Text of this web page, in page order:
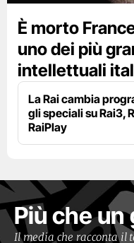
È morto
uno dei più
intellettuali
La Rai cambia
gli speciali su Rai3,
RaiPlay
Più che un
Il media che racconta il